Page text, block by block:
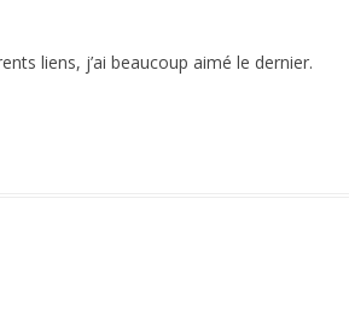
liens, j’ai beaucoup aimé le dernier.